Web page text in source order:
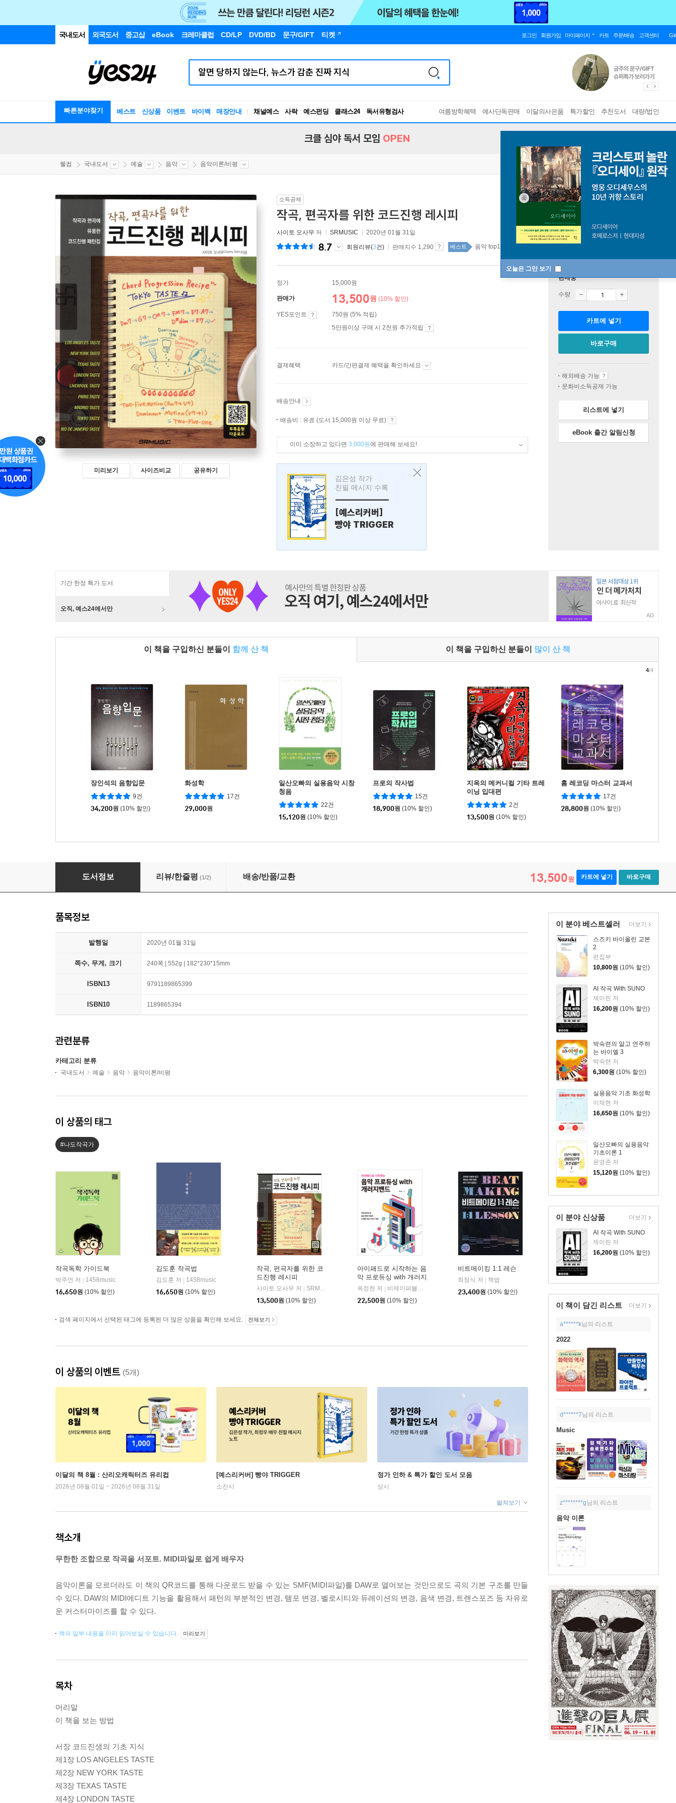
국내도서 외국도서 중고샵 eBook 크레마클럽 CD/LP DVD/BD 문구/GIFT 티켓 로그인 회원가입 마이페이지 카트 주문/배송 고객센터
빠른분야찾기 베스트 신상품 이벤트 바이백 매장안내 채널예스 사락 예스펀딩 클래스24
독서유형검사
RBTI Lab
여름방학혜택 예사단독판매 이달의사은품 특가할인 추천도서 대량/법인
오늘은 그만 보기
크클 심야 독서 모임 OPEN
웰컴 국내도서 예술 음악 음악이론/비평
미리보기 사이즈비교 공유하기
소득공제
작곡, 편곡자를 위한 코드진행 레시피
사이토 오사무 저 SRMUSIC 2020년 01월 31일
8.7 회원리뷰(3건) 판매지수 1,290 베스트 음악 top100 9주
정가 15,000원
판매가 13,500원 (10% 할인)
YES포인트
750원 (5% 적립)
5만원이상 구매 시 2천원 추가적립
결제혜택 카드/간편결제 혜택을 확인하세요
배송안내
배송비 : 유료 (도서 15,000원 이상 무료)
이미 소장하고 있다면 3,000원에 판매해 보세요!
김은성 작가
친필 메시지 수록
---------------
[예스리커버]
빵야 TRIGGER
판매중
수량
카트에 넣기
바로구매
해외배송 가능
문화비소득공제 가능
리스트에 넣기
eBook 출간 알림신청
기간 한정 특가 도서
오직, 예스24에서만
AD
이 책을 구입하신 분들이 함께 산 책 이 책을 구입하신 분들이 많이 산 책
장인석의 음향입문
9건
34,200원 (10% 할인)
화성학
17건
29,000원
일산오빠의 실용음악 시창
청음
22건
15,120원 (10% 할인)
프로의 작사법
15건
18,900원 (10% 할인)
지옥의 메커니컬 기타 트레
이닝 입대편
2건
13,500원 (10% 할인)
홈 레코딩 마스터 교과서
17건
28,800원 (10% 할인)
4/4
작곡, 편곡자를 위한 코드진행 레시피
도서정보 리뷰/한줄평 (1/2) 배송/반품/교환 13,500원 카트에 넣기 바로구매
이 분야 베스트셀러
스즈키 바이올린 교본
2
편집부
10,800원 (10% 할인)
AI 작곡 With SUNO
제이린 저
16,200원 (10% 할인)
박숙련의 알고 연주하
는 바이엘 3
박숙련 저
6,300원 (10% 할인)
실용음악 기초 화성학
이채현 저
16,650원 (10% 할인)
일산오빠의 실용음악
기초이론 1
윤영준 저
15,120원 (10% 할인)
더보기
이 분야 신상품
AI 작곡 With SUNO
제이린 저
16,200원 (10% 할인)
더보기
이 책이 담긴 리스트 더보기
a******k님의 리스트
2022
d******7님의 리스트
Music
z********g님의 리스트
음악 이론
품목정보
발행일 2020년 01월 31일
쪽수, 무게, 크기 240쪽 | 552g | 182*230*15mm
ISBN13 9791189865399
ISBN10 1189865394
관련분류
카테고리 분류
국내도서 예술 음악 음악이론/비평
이 상품의 태그
#나도작곡가
작곡독학 가이드북
박주언 저
1458music
16,650원 (10% 할인)
김도훈 작곡법
김도훈 저
1458music
16,650원 (10% 할인)
작곡, 편곡자를 위한 코
드진행 레시피
사이토 오사무 저
SRMUSIC
13,500원 (10% 할인)
아이패드로 시작하는 음
악 프로듀싱 with 개러지
밴드
옥정헌 저
비제이퍼블릭(BJ퍼블릭)
22,500원 (10% 할인)
비트메이킹 1:1 레슨
최정식 저
책밥
23,400원 (10% 할인)
검색 페이지에서 선택된 태그에 등록된 더 많은 상품을 확인해 보세요. 전체보기
이 상품의 이벤트 (5개)
이달의 책 8월 : 산리오캐릭터즈 유리컵
2026년 08월 01일 ~ 2026년 08월 31일
[예스리커버] 빵야 TRIGGER
소진시
정가 인하 & 특가 할인 도서 모음
상시
펼쳐보기
책소개
무한한 조합으로 작곡을 서포트. MIDI파일로 쉽게 배우자
음악이론을 모르더라도 이 책의 QR코드를 통해 다운로드 받을 수 있는 SMF(MIDI파일)를 DAW로 열어보는 것만으로도 곡의 기본 구조를 만들
수 있다. DAW의 MIDI에디트 기능을 활용해서 패턴의 부분적인 변경, 템포 변경, 벨로시티와 듀레이션의 변경, 음색 변경, 트랜스포즈 등 자유로
운 커스터마이즈를 할 수 있다.
책의 일부 내용을 미리 읽어보실 수 있습니다. 미리보기
목차
머리말
이 책을 보는 방법
서장 코드진생의 기초 지식
제1장 LOS ANGELES TASTE
제2장 NEW YORK TASTE
제3장 TEXAS TASTE
제4장 LONDON TASTE